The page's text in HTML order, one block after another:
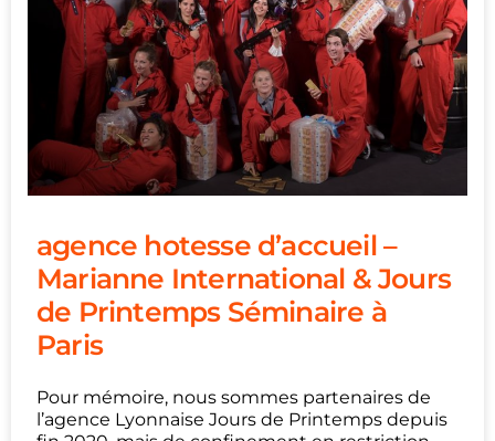
agence hotesse d’accueil –
Marianne International & Jours
de Printemps Séminaire à
Paris
Pour mémoire, nous sommes partenaires de
l’agence Lyonnaise Jours de Printemps depuis